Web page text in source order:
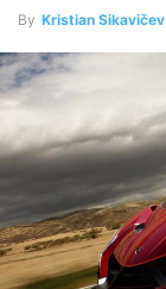
By Kristian Sikavičev